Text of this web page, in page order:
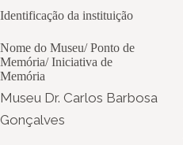
Identificação da instituição
Nome do Museu/ Ponto de
Memória/ Iniciativa de
Memória
Museu Dr. Carlos Barbosa
Gonçalves